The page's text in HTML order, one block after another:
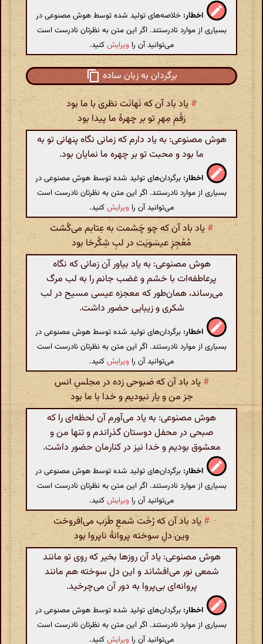
اخطار: خلاصه‌های تولید شده توسط هوش مصنوعی در
بسیاری از موارد نادرستند. اگر این متن به نظرتان نادرست است
می‌توانید آن را ویرایشکنید.
برگردان به زبان ساده
# یاد باد آن که نَهانَت نظری با ما بود
رَقَمِ مِهرِ تو بر چهرهٔ ما پیدا بود
هوش مصنوعی: به یاد دارم که زمانی نگاه پنهانی تو به
ما بود و محبت تو بر چهره‌ ما نمایان بود.
اخطار: برگردان‌های تولید شده توسط هوش مصنوعی در
بسیاری از موارد نادرستند. اگر این متن به نظرتان نادرست است
می‌توانید آن را ویرایشکنید.
# یاد باد آن که چو چَشمت به عِتابم می‌کُشت
مُعْجِزِ عیسَویَت در لبِ شِکَّرخا بود
هوش مصنوعی: به یاد بیاور آن زمانی که نگاه
پرعاطفه‌ات با خشم و غضب جانم را به لب مرگ
می‌رساند، همان‌طور که معجزه عیسی مسیح در لب
شکری و زیبایی حضور داشت.
اخطار: برگردان‌های تولید شده توسط هوش مصنوعی در
بسیاری از موارد نادرستند. اگر این متن به نظرتان نادرست است
می‌توانید آن را ویرایشکنید.
# یاد باد آن که صَبوحی زده در مجلسِ انس
جز من و یار نبودیم و خدا با ما بود
هوش مصنوعی: به یاد می‌آورم آن لحظه‌ای را که
صبحی در محفل دوستان گذراندم و تنها من و
معشوق بودیم و خدا نیز در کنارمان حضور داشت.
اخطار: برگردان‌های تولید شده توسط هوش مصنوعی در
بسیاری از موارد نادرستند. اگر این متن به نظرتان نادرست است
می‌توانید آن را ویرایشکنید.
#یاد باد آن که رُخَت شمعِ طَرَب می‌افروخت
وین دلِ سوخته پروانهٔ ناپروا بود
هوش مصنوعی: یاد آن روزها بخیر که روی تو مانند
شمعی نور می‌افشاند و این دل سوخته هم مانند
پروانه‌ای بی‌پروا به دور آن می‌چرخید.
اخطار: برگردان‌های تولید شده توسط هوش مصنوعی در
بسیاری از موارد نادرستند. اگر این متن به نظرتان نادرست است
می‌توانید آن را ویرایشکنید.